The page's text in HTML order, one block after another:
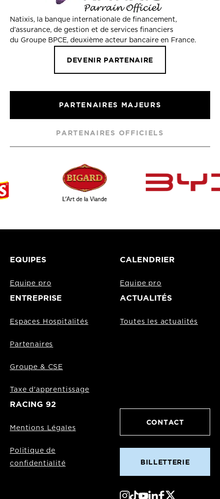
Natixis, la banque internationale de financement,
d’assurance, de gestion et de services financiers
du Groupe BPCE, deuxième acteur bancaire en France.
DEVENIR PARTENAIRE
PARTENAIRES MAJEURS
PARTENAIRES OFFICIELS
EQUIPES
Equipe pro
CALENDRIER
Equipe pro
ENTREPRISE
Espaces Hospitalités
Partenaires
Groupe & CSE
Taxe d'apprentissage
ACTUALITÉS
Toutes les actualités
RACING 92
Mentions Légales
Politique de
confidentialité
CONTACT
BILLETTERIE